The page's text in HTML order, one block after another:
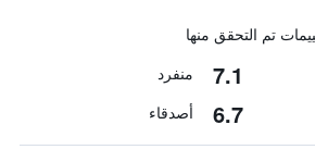
7.1 منفرد
6.7 أصدقاء